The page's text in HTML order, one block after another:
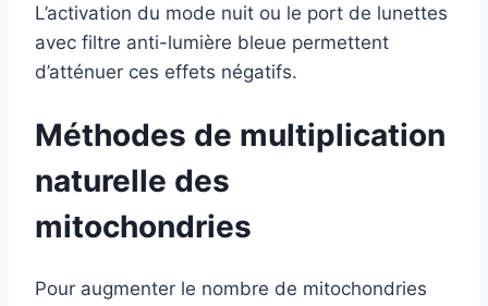
L’activation du mode nuit ou le port de lunettes
avec filtre anti-lumière bleue permettent
d’atténuer ces effets négatifs.
Méthodes de multiplication
naturelle des
mitochondries
Pour augmenter le nombre de mitochondries